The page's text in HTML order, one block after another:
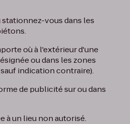
vous dans les
où à l'extérieur d'une
ou dans les zones
indication contraire).
de publicité sur ou dans
à un lieu non autorisé.